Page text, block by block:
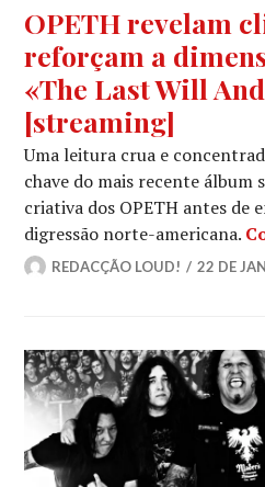
OPETH revelam
reforçam a
«The Last Will
[streaming]
Uma leitura crua e
chave do mais recente álbum
criativa dos OPETH antes de
digressão norte-americana.
REDACÇÃO LOUD! 22 DE